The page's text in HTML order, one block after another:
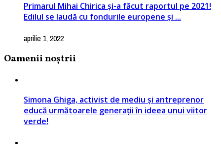
Primarul Mihai Chirica și-a făcut raportul pe 2021!
Edilul se laudă cu fondurile europene și ...
aprilie 1, 2022
Oamenii noștrii
Simona Ghiga, activist de mediu și antreprenor
educă următoarele generații în ideea unui viitor
verde!